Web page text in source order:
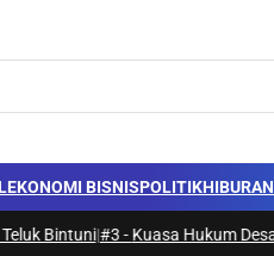
EKONOMI BISNISPOLITIKHIBURAN
#3 -Kuasa Hukum Desak Kepala